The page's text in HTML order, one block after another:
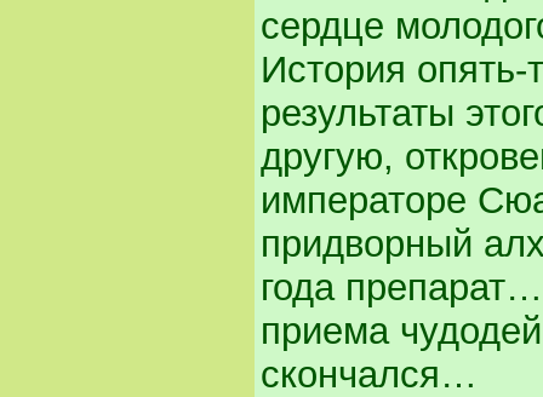
сердце
История опять-
результаты
другую,
императоре
придворный
года
приема
скончался…